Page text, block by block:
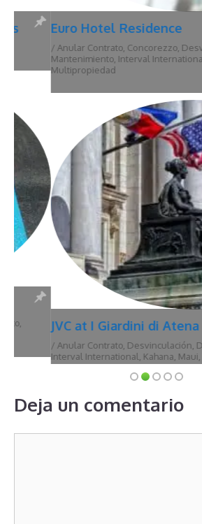
Euro Hotel Residence
Anular Contrato ,Concorezzo,
Mantenimiento,Interval International,Italia,
Multipropiedad
JVC at I Giardini di Atena
Anular Contrato ,Desvinculación,Deuda
Interval International,Kahana, Maui,